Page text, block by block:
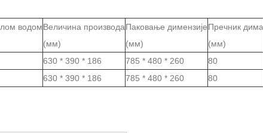
водомВеличина производа
(мм)
Паковање димензије
(мм)
Пречник дима
(мм)
630 * 390 * 186 785 * 480 * 260 80
630 * 390 * 186 785 * 480 * 260 80